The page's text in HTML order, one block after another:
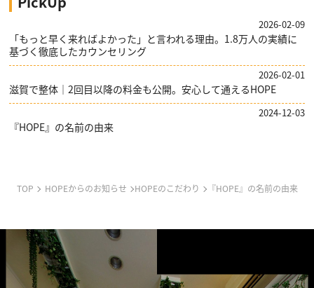
「もっと早く来ればよかった」と言われる理由。1.8万人の実績に
基づく徹底したカウンセリング
2026-02-09
滋賀で整体｜2回目以降の料金も公開。安心して通えるHOPE
2026-02-01
『HOPE』の名前の由来
2024-12-03
TOP HOPEからのお知らせ HOPEのこだわり 『HOPE』の名前の由来